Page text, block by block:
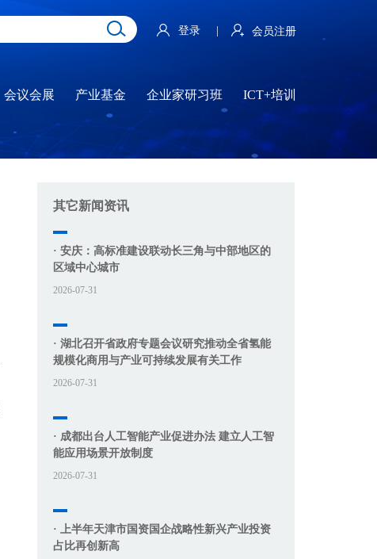
登录 会员注册
会议会展 产业基金 企业家研习班 ICT+培训
其它新闻资讯
· 安庆：高标准建设联动长三角与中部地区的
区域中心城市
2026-07-31
· 湖北召开省政府专题会议研究推动全省氢能
规模化商用与产业可持续发展有关工作
2026-07-31
· 成都出台人工智能产业促进办法 建立人工智
能应用场景开放制度
2026-07-31
· 上半年天津市国资国企战略性新兴产业投资
占比再创新高